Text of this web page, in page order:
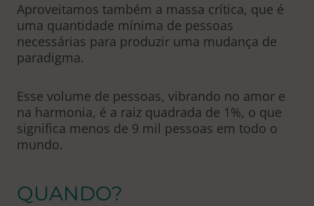
Aproveitamos também a massa crítica, que é
uma quantidade mínima de pessoas
necessárias para produzir uma mudança de
paradigma.
Esse volume de pessoas, vibrando no amor e
na harmonia, é a raiz quadrada de 1%, o que
significa menos de 9 mil pessoas em todo o
mundo.
QUANDO?